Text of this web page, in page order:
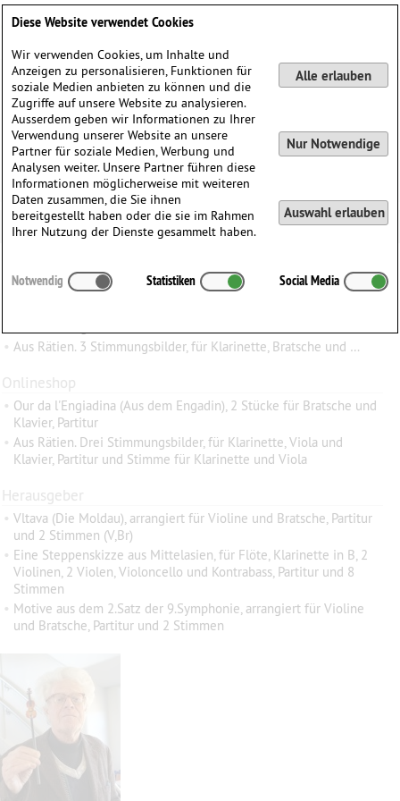
Heimers
• Aus Rätien. 3 Stimmungsbilder, für Klarinette, Bratsche und Klavier
Onlineshop
• Our da l'Engiadina (Aus dem Engadin), 2 Stücke für Bratsche und
Klavier, Partitur
• Aus Rätien. Drei Stimmungsbilder, für Klarinette, Viola und
Klavier, Partitur und Stimme für Klarinette und Viola
Herausgeber
• Vltava (Die Moldau), arrangiert für Violine und Bratsche, Partitur
und 2 Stimmen (V,Br)
• Eine Steppenskizze aus Mittelasien, für Flöte, Klarinette in B, 2
Violinen, 2 Violen, Violoncello und Kontrabass, Partitur und 8
Stimmen
• Motive aus dem 2.Satz der 9.Symphonie, arrangiert für Violine
und Bratsche, Partitur und 2 Stimmen
Diese Website verwendet Cookies
Wir verwenden Cookies, um Inhalte und
Anzeigen zu personalisieren, Funktionen für
soziale Medien anbieten zu können und die
Zugriffe auf unsere Website zu analysieren.
Ausserdem geben wir Informationen zu Ihrer
Verwendung unserer Website an unsere
Partner für soziale Medien, Werbung und
Analysen weiter. Unsere Partner führen diese
Informationen möglicherweise mit weiteren
Daten zusammen, die Sie ihnen
bereitgestellt haben oder die sie im Rahmen
Ihrer Nutzung der Dienste gesammelt haben.
Alle erlauben
Nur Notwendige
Auswahl erlauben
Notwendig Statistiken Social Media